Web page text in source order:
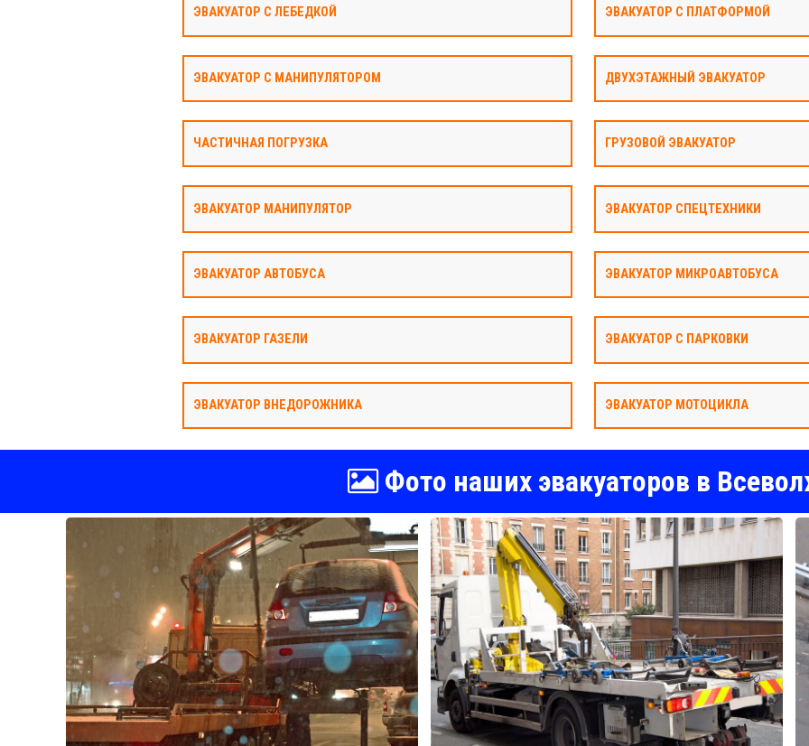
ЭВАКУАТОР С ЛЕБЕДКОЙ ЭВАКУАТОР С ПЛАТФОРМОЙ
ЭВАКУАТОР С МАНИПУЛЯТОРОМ ДВУХЭТАЖНЫЙ ЭВАКУАТОР
ЧАСТИЧНАЯ ПОГРУЗКА ГРУЗОВОЙ ЭВАКУАТОР
ЭВАКУАТОР МАНИПУЛЯТОР ЭВАКУАТОР СПЕЦТЕХНИКИ
ЭВАКУАТОР АВТОБУСА ЭВАКУАТОР МИКРОАВТОБУСА
ЭВАКУАТОР ГАЗЕЛИ ЭВАКУАТОР С ПАРКОВКИ
ЭВАКУАТОР ВНЕДОРОЖНИКА ЭВАКУАТОР МОТОЦИКЛА
Фото наших эвакуаторов в